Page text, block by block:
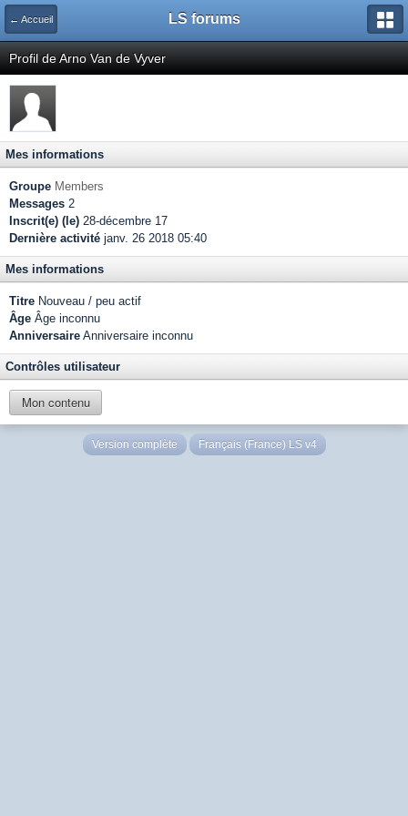
← Accueil LS forums
Profil de Arno Van de Vyver
Mes informations
Groupe Members
Messages 2
Inscrit(e) (le) 28-décembre 17
Dernière activité janv. 26 2018 05:40
Mes informations
Titre Nouveau / peu actif
Âge Âge inconnu
Anniversaire Anniversaire inconnu
Contrôles utilisateur
Mon contenu
Version complète Français (France) LS v4